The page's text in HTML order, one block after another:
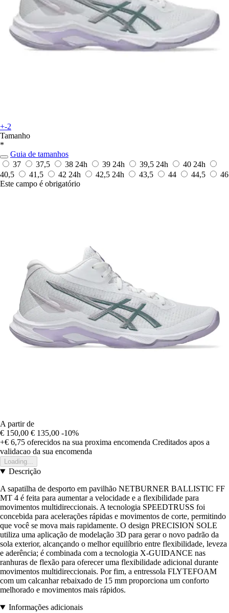
+-2
Tamanho
*
Guia de tamanhos
37
37,5 38 24h 39 24h 39,5 24h 40 24h
40,5
41,5 42 24h 42,5 24h 43,5 44 44,5
46
Este campo é obrigatório
A partir de
€ 150,00 € 135,00 -10%
+€ 6,75 oferecidos na sua proxima encomenda Creditados apos a
validacao da sua encomenda
Loading...
Descrição
A sapatilha de desporto em pavilhão NETBURNER BALLISTIC FF
MT 4 é feita para aumentar a velocidade e a flexibilidade para
movimentos multidireccionais. A tecnologia SPEEDTRUSS foi
concebida para acelerações rápidas e movimentos de corte, permitindo
que você se mova mais rapidamente. O design PRECISION SOLE
utiliza uma aplicação de modelação 3D para gerar o novo padrão da
sola exterior, alcançando o melhor equilíbrio entre flexibilidade, leveza
e aderência; é combinada com a tecnologia X-GUIDANCE nas
ranhuras de flexão para oferecer uma flexibilidade adicional durante
movimentos multidireccionais. Por fim, a entressola FLYTEFOAM
com um calcanhar rebaixado de 15 mm proporciona um conforto
melhorado e movimentos mais rápidos.
Informações adicionais